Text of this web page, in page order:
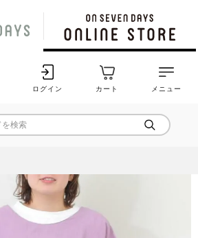
ログイン カート メニュー